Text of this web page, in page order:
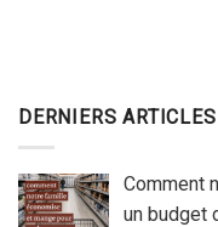
DERNIERS ARTICLES
Comment
un budget